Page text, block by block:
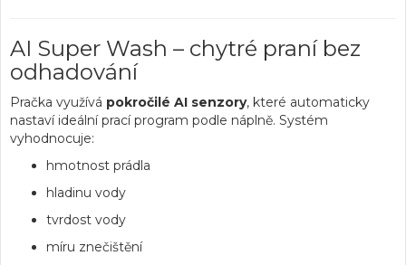
AI Super Wash – chytré praní bez
odhadování
Pračka využívá pokročilé AI senzory, které automaticky
nastaví ideální prací program podle náplně. Systém
vyhodnocuje:
hmotnost prádla
hladinu vody
tvrdost vody
míru znečištění